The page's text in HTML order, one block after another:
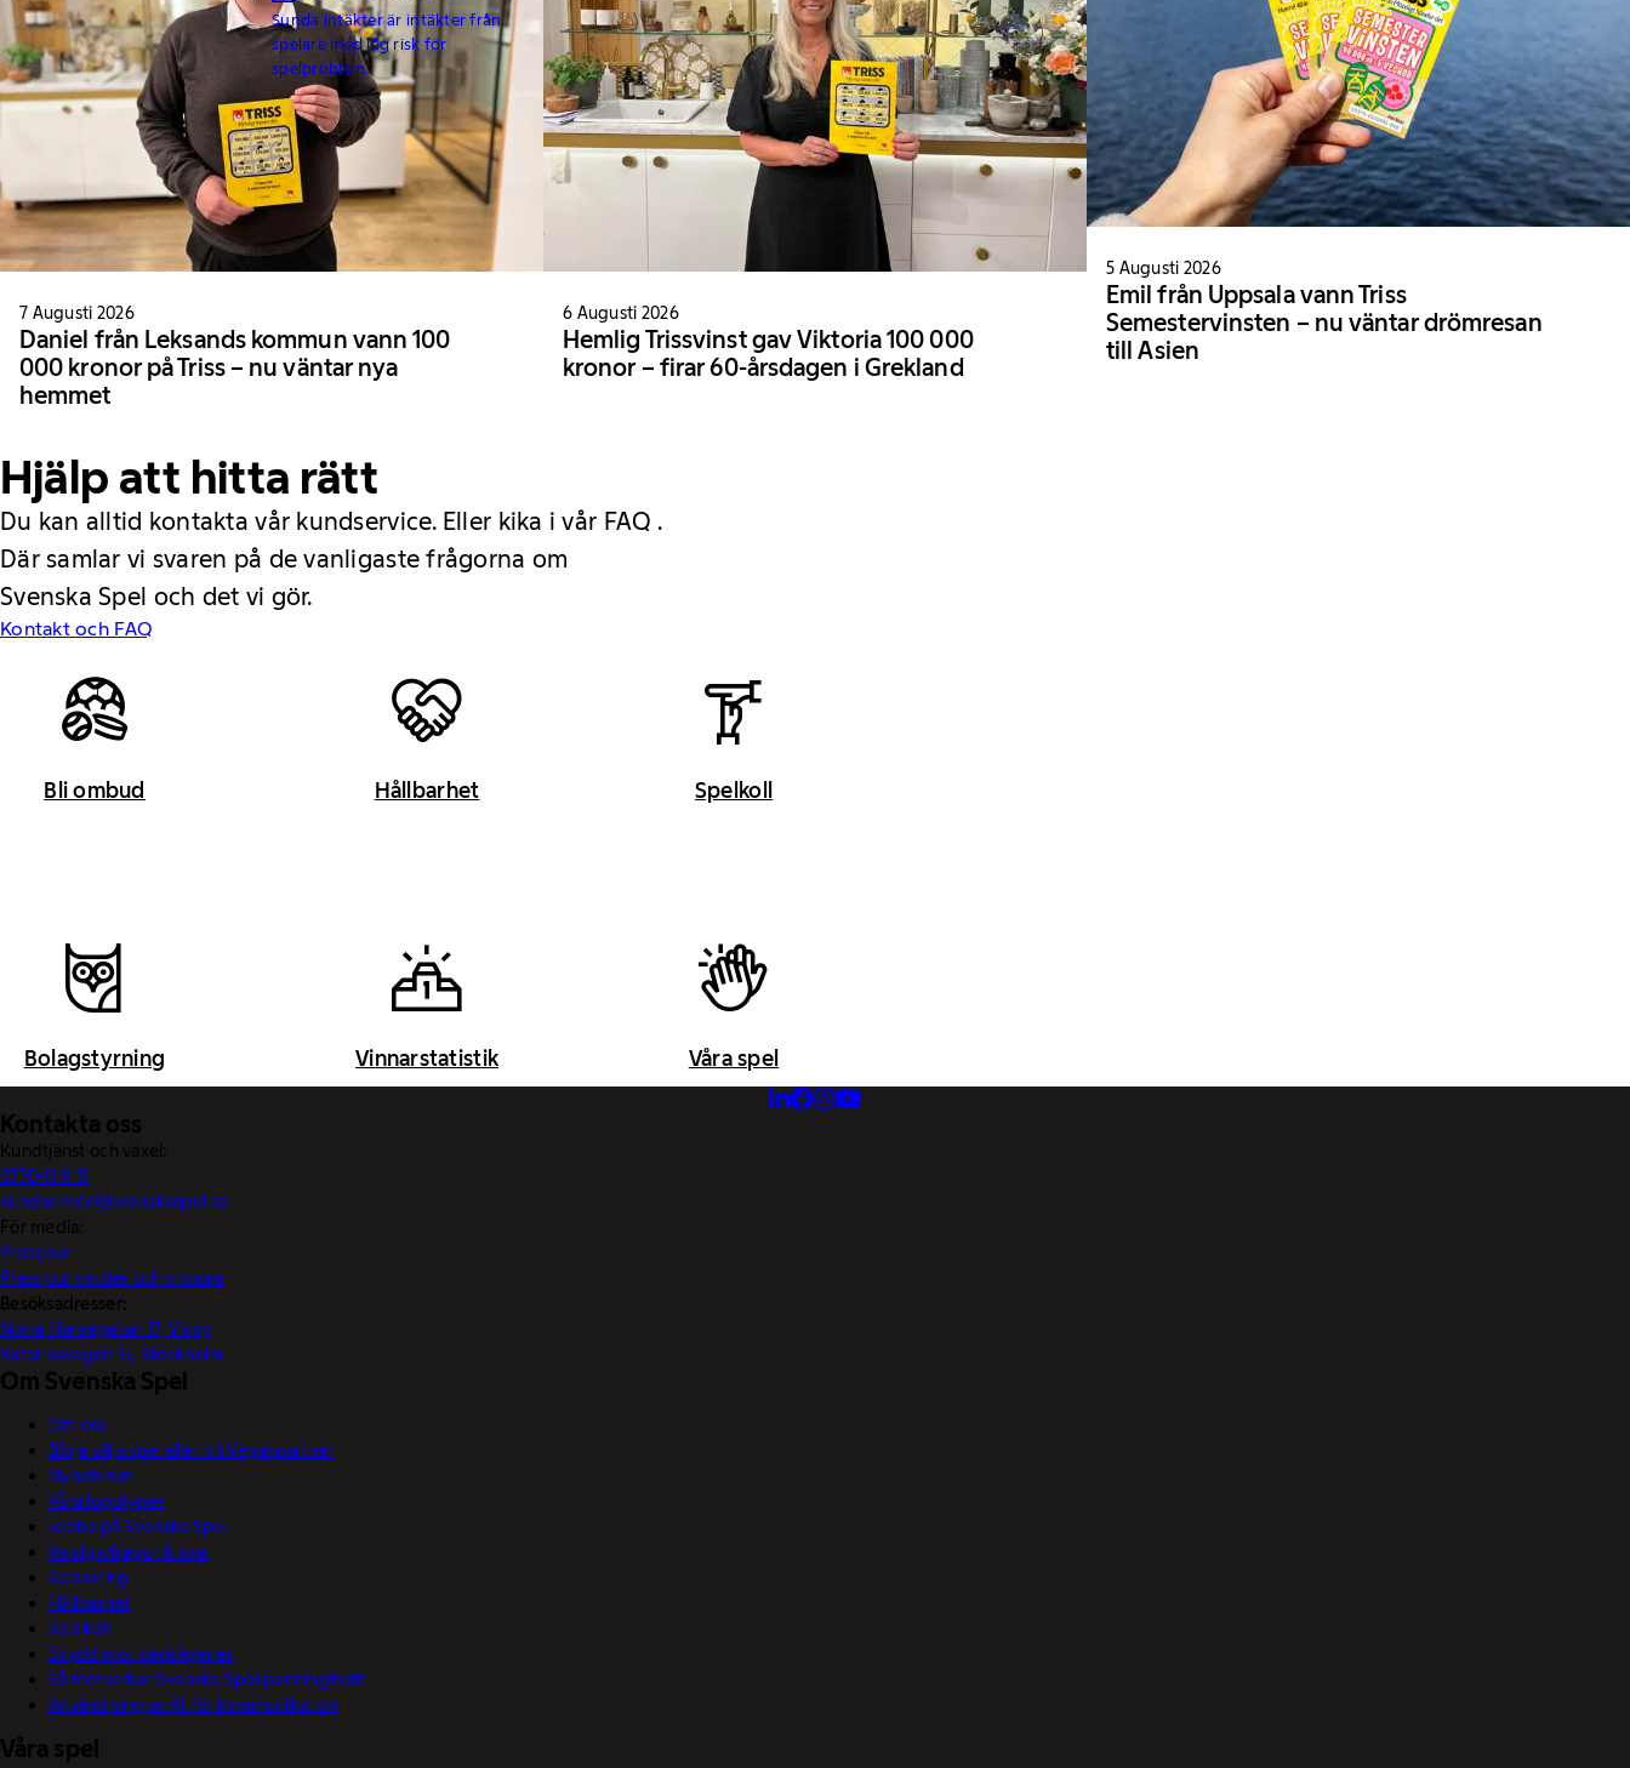
Sunda intäkter är intäkter från
spelare med låg risk för
spelproblem.
7 Augusti 2026
Daniel från Leksands kommun vann 100
000 kronor på Triss – nu väntar nya
hemmet
6 Augusti 2026
Hemlig Trissvinst gav Viktoria 100 000
kronor – firar 60-årsdagen i Grekland
5 Augusti 2026
Emil från Uppsala vann Triss
Semestervinsten – nu väntar drömresan
till Asien
Hjälp att hitta rätt
Du kan alltid kontakta vår kundservice. Eller kika i vår FAQ .
Där samlar vi svaren på de vanligaste frågorna om
Svenska Spel och det vi gör.
Kontakt och FAQ
Bli ombud Hållbarhet Spelkoll
Bolagstyrning Vinnarstatistik Våra spel
Kontakta oss
Kundtjänst och växel:
0770-11 11 11
kundservice@svenskaspel.se
För media:
Pressjour
Pressjour vinster och vinnare
Besöksadresser:
Norra Hansegatan 17, Visby
Katarinavägen 15, Stockholm
Om Svenska Spel
Om oss
Börja sälja spel eller bli Vegaspartner
Nyhetsrum
Våra logotyper
Jobba på Svenska Spel
Vanliga frågor & svar
Sponsring
Hållbarhet
Spelkoll
Skydd mot bedrägerier
Så motverkar Svenska Spel penningtvätt
Användning av AI för kommunikation
Våra spel